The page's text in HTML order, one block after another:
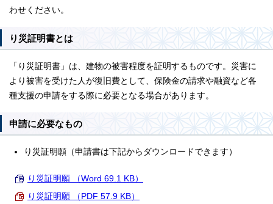
わせください。
り災証明書とは
「り災証明書」は、建物の被害程度を証明するものです。災害に
より被害を受けた人が復旧費として、保険金の請求や融資など各
種支援の申請をする際に必要となる場合があります。
申請に必要なもの
り災証明願（申請書は下記からダウンロードできます）
り災証明願 （Word 69.1 KB）
り災証明願 （PDF 57.9 KB）